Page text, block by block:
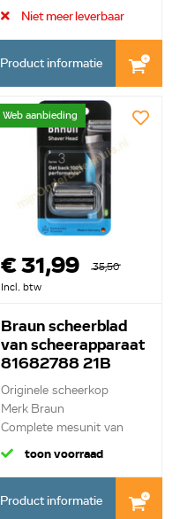
Seri...
Niet meer leverbaar
Product informatie
Web aanbieding
€ 31,99
35,50
Incl. btw
Braun scheerblad
van scheerapparaat
81682788 21B
Originele scheerkop
Merk Braun
Complete mesunit van
scheer...
toon voorraad
Product informatie